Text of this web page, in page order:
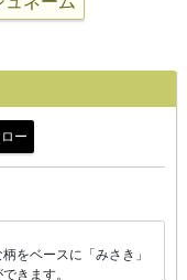
ー